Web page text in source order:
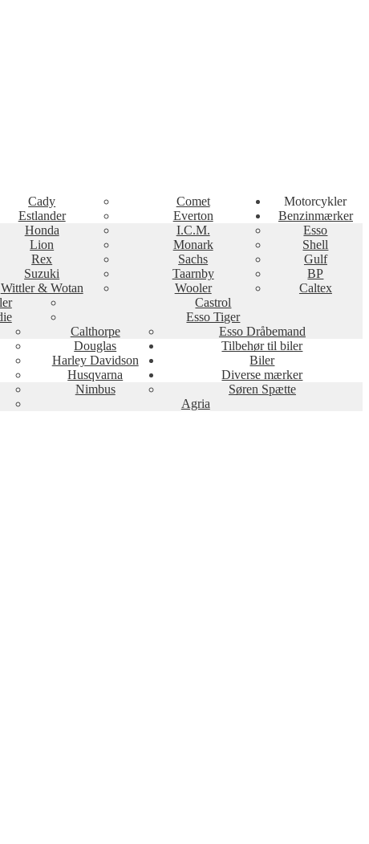
Cady
Comet
Estlander
Everton
Honda
I.C.M.
Lion
Monark
Rex
Sachs
Suzuki
Taarnby
Wittler & Wotan
Wooler
Motorcykler
Calthorpe
Douglas
Harley Davidson
Husqvarna
Nimbus
Benzinmærker
Esso
Shell
Gulf
BP
Caltex
Castrol
Esso Tiger
Esso Dråbemand
Tilbehør til biler
Biler
Diverse mærker
Søren Spætte
Agria